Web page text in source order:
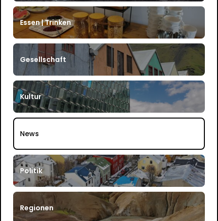
Essen | Trinken
Gesellschaft
Kultur
News
Politik
Regionen